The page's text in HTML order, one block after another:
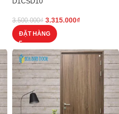
3.500.000₫ 3.315.000₫
ĐẶT HÀNG